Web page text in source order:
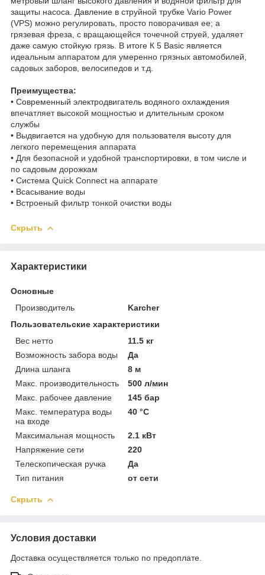
защиты насоса. Давление в струйной трубке Vario Power
(VPS) можно регулировать, просто поворачивая ее; а
грязевая фреза, с вращающейся точечной струей, удаляет
даже самую стойкую грязь. В итоге К 5 Basic является
идеальным аппаратом для умеренно грязных автомобилей,
садовых заборов, велосипедов и т.д.
Преимущества:
• Современный электродвигатель водяного охлаждения
впечатляет высокой мощностью и длительным сроком
службы
• Выдвигается на удобную для пользователя высоту для
легкого перемещения аппарата
• Для безопасной и удобной транспортировки, в том числе и
по садовым дорожкам
• Система Quick Connect на аппарате
• Всасывание воды
• Встроеный фильтр тонкой очистки воды
Скрыть
Характеристики
Основные
Производитель
Karcher
Пользовательские характеристики
Вес нетто
11.5 кг
Возможность забора воды
Да
Длина шланга
8 м
Макс. производительность
500 л/мин
Макс. рабочее давление
145 бар
Макс. температура воды
на входе
40 °C
Максимальная мощность
2.1 кВт
Напряжение сети
220
Телескопическая ручка
Да
Тип питания
от сети
Скрыть
Условия доставки
Доставка осуществляется только по предоплате.